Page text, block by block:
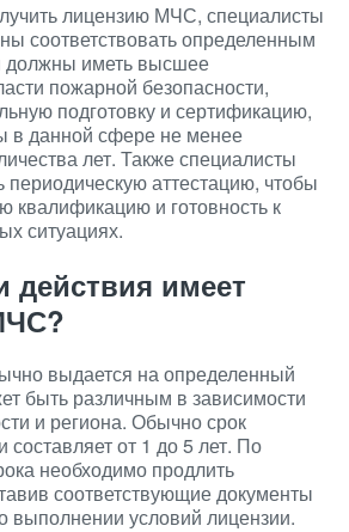
лицензию МЧС, специалисты
соответствовать определенным
должны иметь высшее
пожарной безопасности,
подготовку и сертификацию,
в данной сфере не менее
лет. Также специалисты
аттестацию, чтобы
квалификацию и готовность к
ситуациях.
действия имеет
выдается на определенный
быть различным в зависимости
и региона. Обычно срок
составляет от 1 до 5 лет. По
необходимо продлить
соответствующие документы
выполнении условий лицензии.